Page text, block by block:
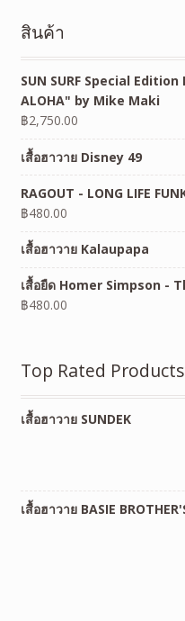
สินค้า
SUN SURF Special Edition
ALOHA" by Mike Maki
฿2,750.00
เสื้อฮาวาย Disney 49
RAGOUT - LONG LIFE
฿480.00
เสื้อฮาวาย Kalaupapa
เสื้อยืด Homer Simpson -
฿480.00
Top Rated Products
เสื้อฮาวาย SUNDEK
เสื้อฮาวาย BASIE